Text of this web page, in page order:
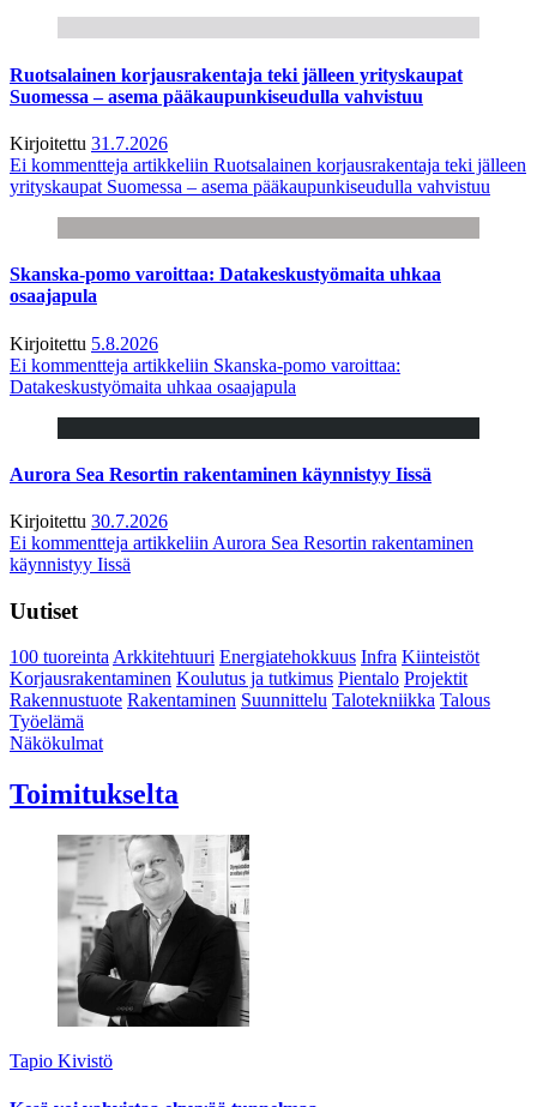
Ruotsalainen korjausrakentaja teki jälleen yrityskaupat
Suomessa – asema pääkaupunkiseudulla vahvistuu
Kirjoitettu 31.7.2026
Ei kommentteja artikkeliin Ruotsalainen korjausrakentaja teki jälleen
yrityskaupat Suomessa – asema pääkaupunkiseudulla vahvistuu
Skanska-pomo varoittaa: Datakeskustyömaita uhkaa
osaajapula
Kirjoitettu 5.8.2026
Ei kommentteja artikkeliin Skanska-pomo varoittaa:
Datakeskustyömaita uhkaa osaajapula
Aurora Sea Resortin rakentaminen käynnistyy Iissä
Kirjoitettu 30.7.2026
Ei kommentteja artikkeliin Aurora Sea Resortin rakentaminen
käynnistyy Iissä
Uutiset
100 tuoreintaArkkitehtuuri Energiatehokkuus Infra Kiinteistöt
Korjausrakentaminen Koulutus ja tutkimus Pientalo Projektit
Rakennustuote Rakentaminen Suunnittelu Talotekniikka Talous
Työelämä
Näkökulmat
Toimitukselta
Tapio Kivistö